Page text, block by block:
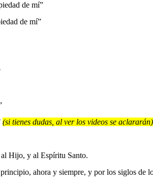
de mí”
de mí”
(si tienes dudas, al ver los videos se aclararán)
Hijo, y al Espíritu Santo.
ahora y siempre, y por los siglos de